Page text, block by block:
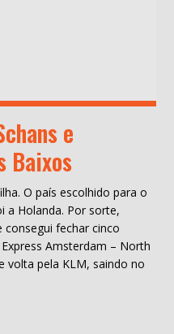
e
Baixos
O país escolhido para o
a Holanda. Por sorte,
fechar cinco
Amsterdam – North
volta pela KLM, saindo no